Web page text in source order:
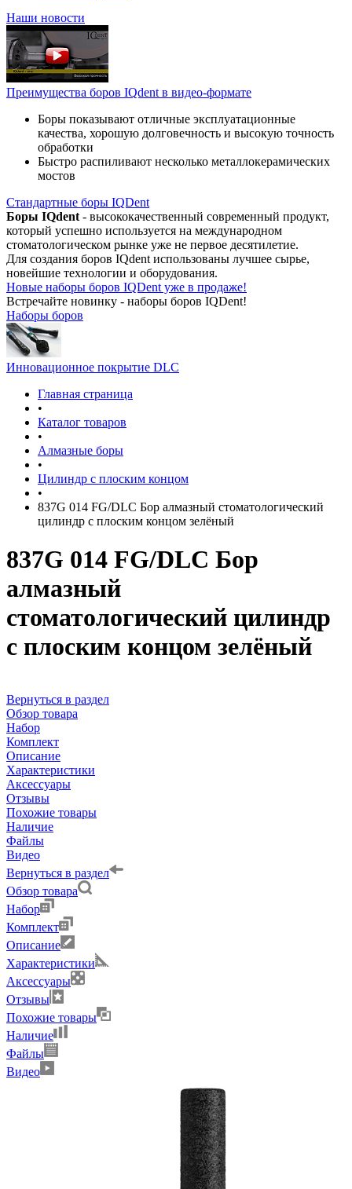
Наши новости
Преимущества боров IQdent в видео-формате
Боры показывают отличные эксплуатационные
качества, хорошую долговечность и высокую точность
обработки
Быстро распиливают несколько металлокерамических
мостов
Стандартные боры IQDent
Боры IQdent - высококачественный современный продукт,
который успешно используется на международном
стоматологическом рынке уже не первое десятилетие.
Для создания боров IQdent использованы лучшее сырье,
новейшие технологии и оборудования.
Новые наборы боров IQDent уже в продаже!
Встречайте новинку - наборы боров IQDent!
Наборы боров
Инновационное покрытие DLC
Главная страница
•
Каталог товаров
•
Алмазные боры
•
Цилиндр с плоским концом
•
837G 014 FG/DLC Бор алмазный стоматологический
цилиндр с плоским концом зелёный
837G 014 FG/DLC Бор
алмазный
стоматологический цилиндр
с плоским концом зелёный
Вернуться в раздел
Обзор товара
Набор
Комплект
Описание
Характеристики
Аксессуары
Отзывы
Похожие товары
Наличие
Файлы
Видео
Вернуться в раздел
Обзор товара
Набор
Комплект
Описание
Характеристики
Аксессуары
Отзывы
Похожие товары
Наличие
Файлы
Видео